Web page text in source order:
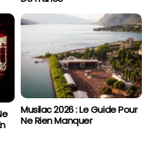
Musilac 2026 : Le Guide Pour
Ne Rien Manquer